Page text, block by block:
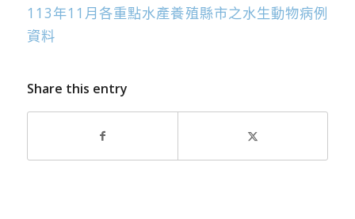
113年11月各重點水產養殖縣市之水生動物病例
資料
Share this entry